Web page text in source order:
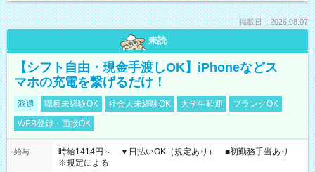
掲載日：2026.08.07
未読
【シフト自由・現金手渡しOK】iPhoneなどス
マホの充電を繋げるだけ！
派遣 職種未経験OK 社会人未経験OK 大学生歓迎
ブランクOK
WEB登録・面接OK
給与
時給1414円～ ▼日払いOK（規定あり） ■初勤務手当あり
※規定による